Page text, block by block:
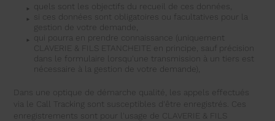
quels sont les objectifs du recueil de ces données,
si ces données sont obligatoires ou facultatives pour la
gestion de votre demande,
qui pourra en prendre connaissance (uniquement
CLAVERIE & FILS ETANCHEITE en principe, sauf précision
dans le formulaire lorsqu'une transmission à un tiers est
nécessaire à la gestion de votre demande),
Dans une optique de démarche qualité, les appels effectués
via le Call Tracking sont susceptibles d'être enregistrés. Ces
enregistrements sont pour l'usage de CLAVERIE & FILS